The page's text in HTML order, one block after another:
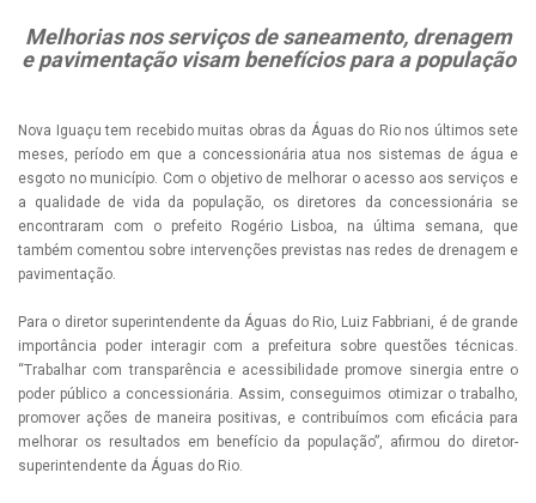
Melhorias nos serviços de saneamento, drenagem
e pavimentação visam benefícios para a população
Nova Iguaçu tem recebido muitas obras da Águas do Rio nos últimos sete
meses, período em que a concessionária atua nos sistemas de água e
esgoto no município. Com o objetivo de melhorar o acesso aos serviços e
a qualidade de vida da população, os diretores da concessionária se
encontraram com o prefeito Rogério Lisboa, na última semana, que
também comentou sobre intervenções previstas nas redes de drenagem e
pavimentação.
Para o diretor superintendente da Águas do Rio, Luiz Fabbriani, é de grande
importância poder interagir com a prefeitura sobre questões técnicas.
“Trabalhar com transparência e acessibilidade promove sinergia entre o
poder público a concessionária. Assim, conseguimos otimizar o trabalho,
promover ações de maneira positivas, e contribuímos com eficácia para
melhorar os resultados em benefício da população”, afirmou do diretor-
superintendente da Águas do Rio.